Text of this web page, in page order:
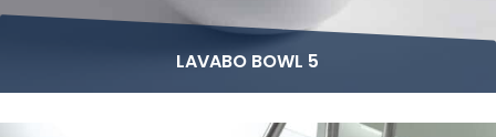
LAVABO BOWL 5